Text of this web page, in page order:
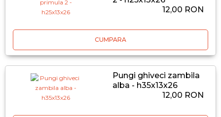
12,00 RON
CUMPARA
Pungi ghiveci zambila
alba - h35x13x26
12,00 RON